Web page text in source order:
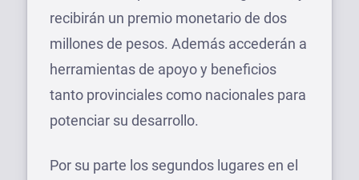
recibirán un premio monetario de dos
millones de pesos. Además accederán a
herramientas de apoyo y beneficios
tanto provinciales como nacionales para
potenciar su desarrollo.
Por su parte los segundos lugares en el